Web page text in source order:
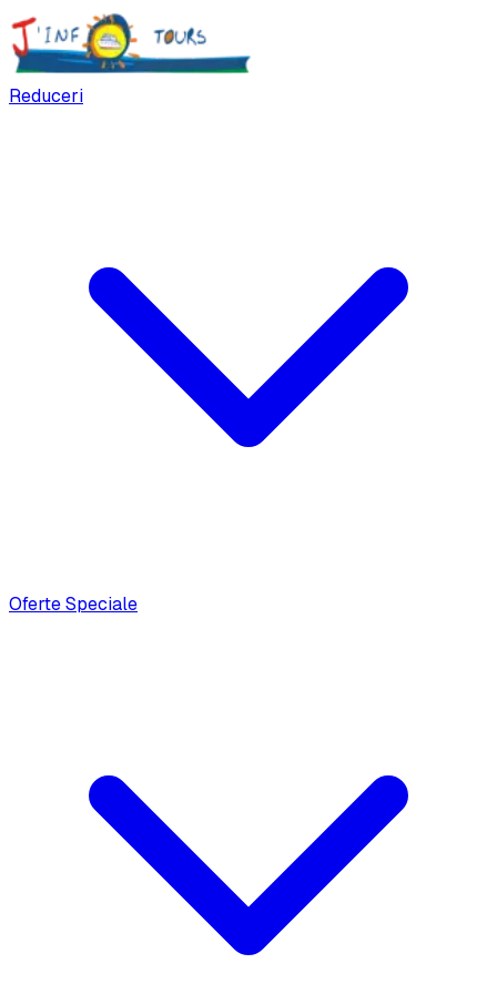
Reduceri
Oferte Speciale